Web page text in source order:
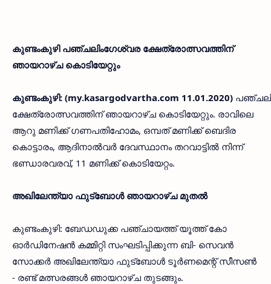
കുണ്ടംകുഴി പഞ്ചലിംഗേശ്വര ക്ഷേത്രോത്സവത്തിന്
ഞായറാഴ്ച കൊടിയേറ്റും
കുണ്ടംകുഴി: (my.kasargodvartha.com 11.01.2020)
ക്ഷേത്രോത്സവത്തിന് ഞായറാഴ്ച കൊടിയേറ്റും. രാവിലെ
ആറു മണിക്ക് ഗണപതിഹോമം, ഒമ്പത് മണിക്ക് ബെദിര
കൊട്ടാരം, ആദിനാല്‍വര്‍ ദേവസ്ഥാനം തറവാട്ടില്‍ നിന്ന്
ഭണ്ഡാരവരവ്, 11 മണിക്ക് കൊടിയേറ്റം.
അഖിലേന്ത്യാ ഫുട്‌ബോള്‍ ഞായറാഴ്ച മുതല്‍
കുണ്ടംകുഴി: ബേഡഡുക്ക പഞ്ചായത്ത് യൂത്ത് കോ
ഓര്‍ഡിനേഷന്‍ കമ്മിറ്റി സംഘടിപ്പിക്കുന്ന ബി- സെവന്‍
സോക്കര്‍ അഖിലേന്ത്യാ ഫുട്‌ബോള്‍ ടൂര്‍ണമെന്റ് സീസണ്‍
- രണ്ട് മത്സരങ്ങള്‍ ഞായറാഴ്ച തുടങ്ങും.